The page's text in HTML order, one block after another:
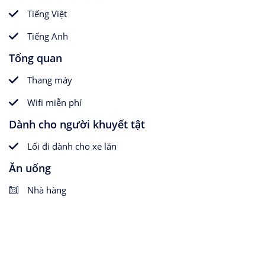
Tiếng Việt
Tiếng Anh
Tổng quan
Thang máy
Wifi miễn phí
Dành cho người khuyết tật
Lối đi dành cho xe lăn
Ăn uống
Nhà hàng